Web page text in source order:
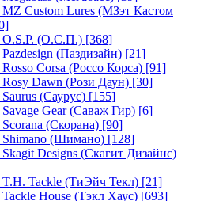
Custom Lures (МЗэт Кастом
(О.С.П.) [368]
(Паздизайн) [21]
Corsa (Россо Корса) [91]
Dawn (Рози Даун) [30]
(Саурус) [155]
Gear (Саваж Гир) [6]
(Скорана) [90]
(Шимано) [128]
Designs (Скагит Дизайнс)
Tackle (ТиЭйч Текл) [21]
House (Тэкл Хаус) [693]